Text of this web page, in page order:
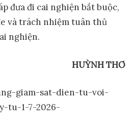
đưa đi cai nghiện bắt buộc,
và trách nhiệm tuân thủ
nghiện.
HUỲNH THƠ
giam-sat-dien-tu-voi-
tu-1-7-2026-